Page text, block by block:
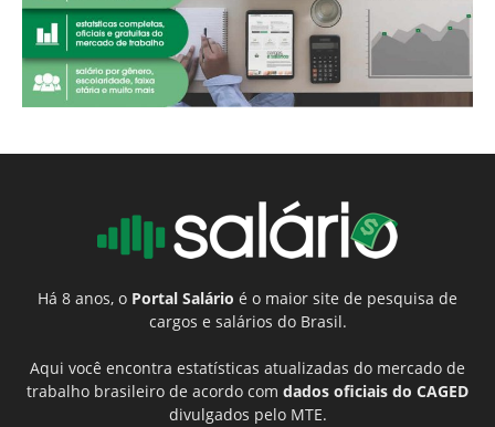
Há 8 anos, o Portal Salário é o maior site de pesquisa de
cargos e salários do Brasil.
Aqui você encontra estatísticas atualizadas do mercado de
trabalho brasileiro de acordo com dados oficiais do CAGED
divulgados pelo MTE.